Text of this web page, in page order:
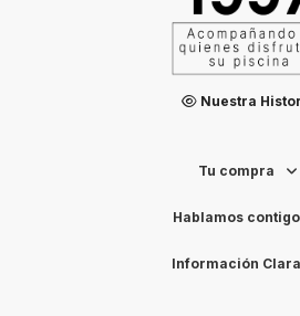
Nuestra
Tu compra
Hablamos contigo
Información Clara